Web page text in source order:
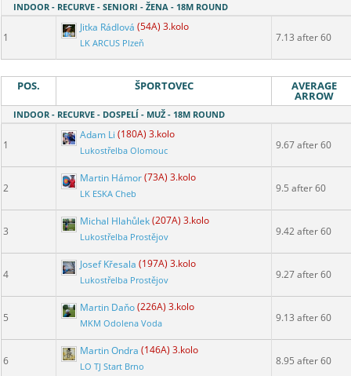
INDOOR - RECURVE - SENIORI - ŽENA - 18M ROUND
1
Jitka Rádlová (54A) 3.kolo
LK ARCUS Plzeň 7.13 after 60
POS. ŠPORTOVEC AVERAGE
ARROW
INDOOR - RECURVE - DOSPELÍ - MUŽ - 18M ROUND
1
Adam Li (180A) 3.kolo
Lukostřelba Olomouc 9.67 after 60
2
Martin Hámor(73A) 3.kolo
LK ESKA Cheb 9.5 after 60
3
Michal Hlahůlek(207A) 3.kolo
Lukostřelba Prostějov 9.42 after 60
4
Josef Křesala (197A) 3.kolo
Lukostřelba Prostějov 9.27 after 60
5
Martin Daňo(226A) 3.kolo
MKM Odolena Voda 9.13 after 60
6
Martin Ondra (146A) 3.kolo
LO TJ Start Brno 8.95 after 60